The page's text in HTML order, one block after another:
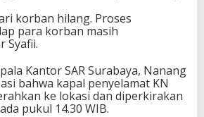
korban hilang. Proses
para korban masih
Syafii.
Kantor SAR Surabaya, Nanang
bahwa kapal penyelamat KN
ke lokasi dan diperkirakan
pukul 14.30 WIB.